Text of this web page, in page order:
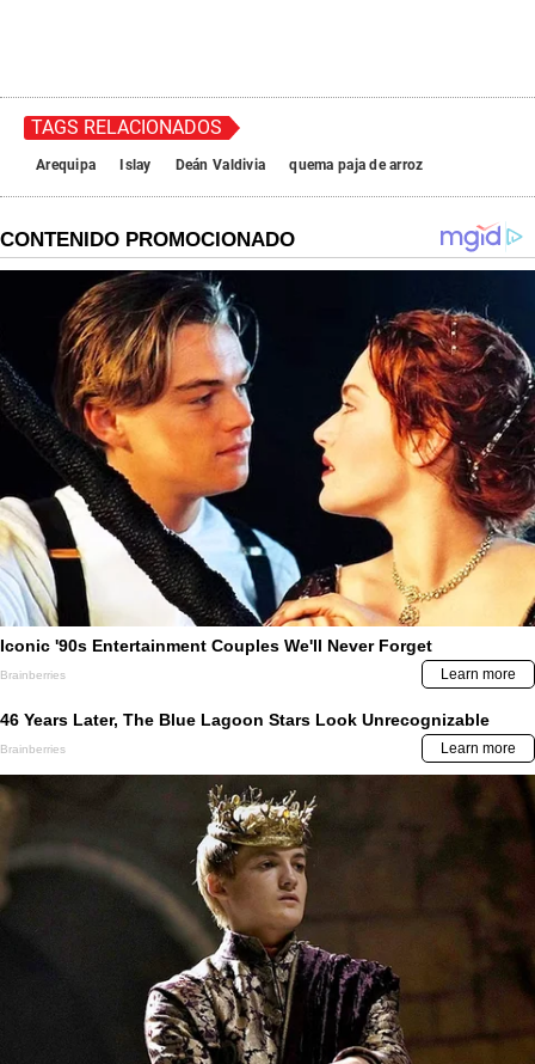
TAGS RELACIONADOS
Arequipa Islay Deán Valdivia quema paja de arroz